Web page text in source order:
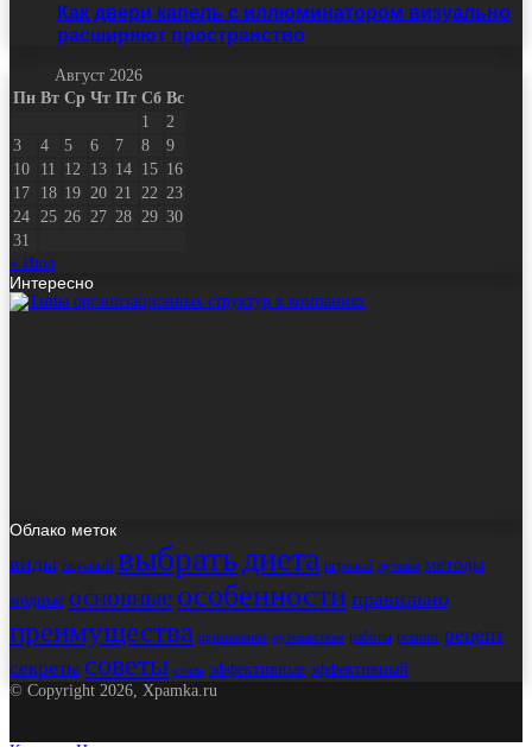
Как двери капель с иллюминатором визуально
расширяют пространство
Август 2026
Пн Вт Ср Чт Пт Сб Вс
1
2
3
4 5 6 7 8
9
10
11 12 13 14 15 16
17
18 19 20 21 22 23
24
25 26 27 28 29 30
31
« Июл
Интересно
Облако меток
виды вкусный выбратьдиета игровой лучшие методы
модные основные особенности правильно
преимущества применение путешествие работы ремонт рецепт
секреты советы стиль эффективные эффективный
© Copyright 2026, Xpamka.ru